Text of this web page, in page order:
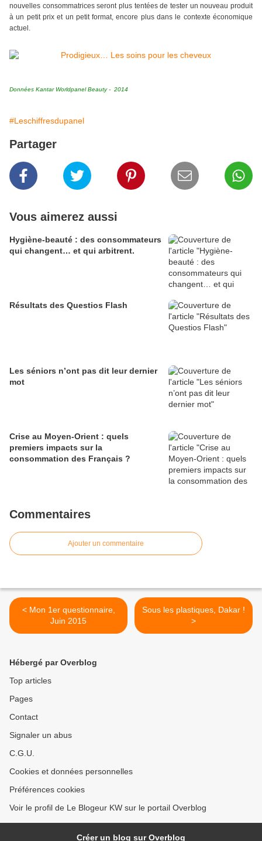
nouvelles consommatrices seront plus tentées de tester un nouveau produit
à un petit prix et un petit format, encore plus dans le contexte économique
actuel.
Données Kantar Worldpanel Beauty - 2014
#Leschiffresdupanel
Partager
Vous aimerez aussi
Hygiène-beauté : des consommateurs
qui changent… et qui arbitrent.
Résultats des Questios Flash
Les séniors n’ont pas dit leur dernier
mot
Crise au Moyen-Orient : quels
premiers impacts sur la
consommation des Français ?
Commentaires
Ajouter un commentaire
< Mon 1er questionnaire,
Juin 2015
Sous les plastiques, Dakar !
>
Hébergé par Overblog
Top articles
Pages
Contact
Signaler un abus
C.G.U.
Cookies et données personnelles
Préférences cookies
Voir le profil de Le Blogeur KW sur le portail Overblog
Créer un blog sur Overblog